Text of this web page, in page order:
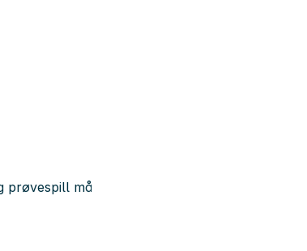
prøvespill må